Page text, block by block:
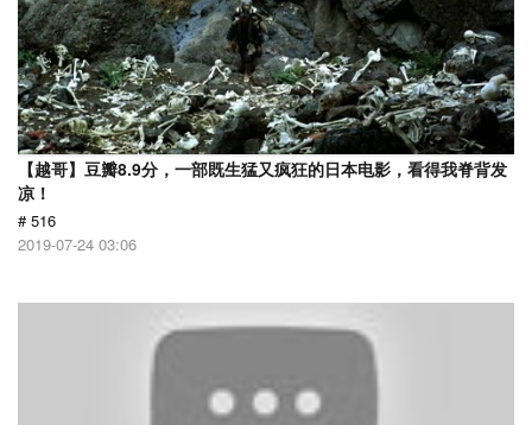
【越哥】豆瓣8.9分，一部既生猛又疯狂的日本电影，看得我脊背发
凉！
# 516
2019-07-24 03:06